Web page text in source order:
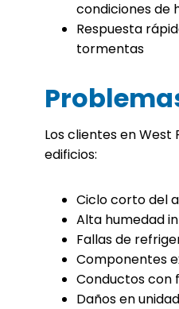
condiciones de
Respuesta
tormentas
Los clientes en
edificios:
Ciclo corto del
Alta humedad
Fallas de
Componentes
Conductos con
Daños en